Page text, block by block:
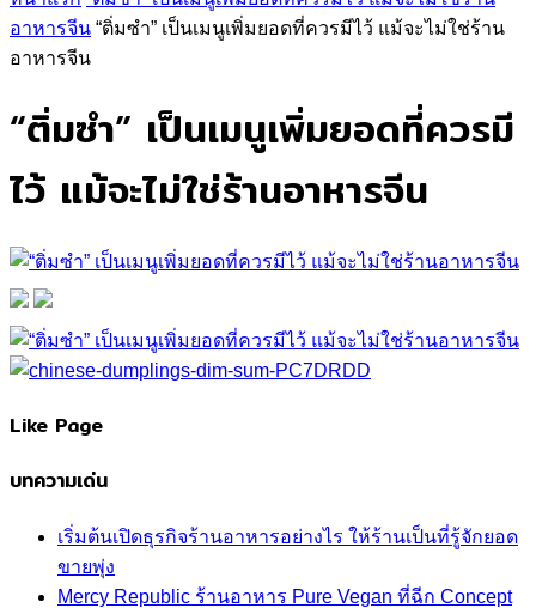
อาหารจีน “ติ่มซำ” เป็นเมนูเพิ่มยอดที่ควรมีไว้ แม้จะไม่ใช่ร้าน
อาหารจีน
“ติ่มซำ” เป็นเมนูเพิ่มยอดที่ควรมี
ไว้ แม้จะไม่ใช่ร้านอาหารจีน
Like Page
บทความเด่น
เริ่มต้นเปิดธุรกิจร้านอาหารอย่างไร ให้ร้านเป็นที่รู้จักยอด
ขายพุ่ง
Mercy Republic ร้านอาหาร Pure Vegan ที่ฉีก Concept